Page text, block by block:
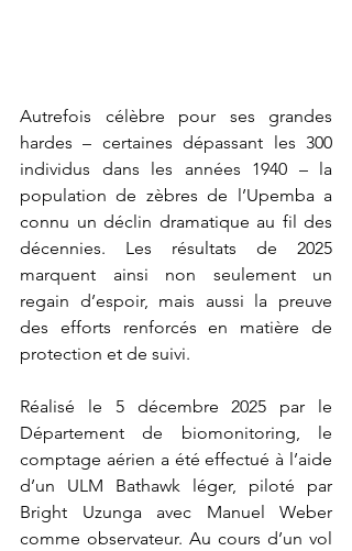
Autrefois célèbre pour ses grandes
hardes – certaines dépassant les 300
individus dans les années 1940 – la
population de zèbres de l’Upemba a
connu un déclin dramatique au fil des
décennies. Les résultats de 2025
marquent ainsi non seulement un
regain d’espoir, mais aussi la preuve
des efforts renforcés en matière de
protection et de suivi.
Réalisé le 5 décembre 2025 par le
Département de biomonitoring, le
comptage aérien a été effectué à l’aide
d’un ULM Bathawk léger, piloté par
Bright Uzunga avec Manuel Weber
comme observateur. Au cours d’un vol